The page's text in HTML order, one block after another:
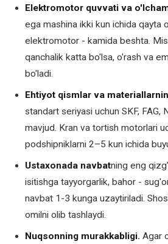
ta'mirlash
Elektromotorlarning
joriy
ta'miri
Elektromotorlarning
kapital
ta'miri
Elektromotorni
ta'mirdan
keyingi
sinov
Gnom
Elektromotor quvvati va
ega mashina ikki kun ichida qayta
elektromotor - kamida beshta.
qanchalik katta bo'lsa, o'rash va
bo'ladi.
Ehtiyot qismlar va
standart seriyasi uchun SKF, FAG,
mavjud. Kran va tortish motorlari
podshipniklarni 2–5 kun ichida
Ustaxonada navbatning eng
isitishga tayyorgarlik, bahor -
navbat 1-3 kunga uzaytiriladi.
omilni olib tashlaydi.
Nuqsonning murakkabligi. Agar